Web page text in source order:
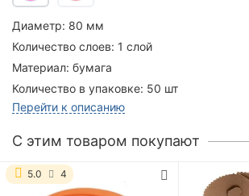
Диаметр: 80 мм
Количество слоев: 1 слой
Материал: бумага
Количество в упаковке: 50 шт
Перейти к описанию
C этим товаром покупают
5.0 4